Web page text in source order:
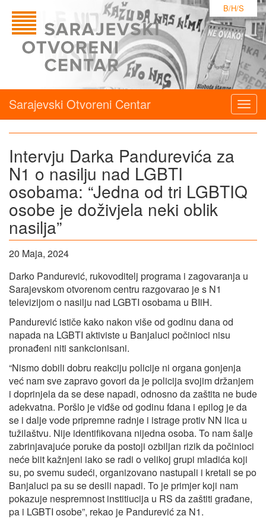
B/H/S
Sarajevski Otvoreni Centar
Intervju Darka Pandurevića za
N1 o nasilju nad LGBTI
osobama: “Jedna od tri LGBTIQ
osobe je doživjela neki oblik
nasilja”
20 Maja, 2024
Darko Pandurević, rukovoditelj programa i zagovaranja u
Sarajevskom otvorenom centru razgovarao je s N1
televizijom o nasilju nad LGBTI osobama u BIiH.
Pandurević ističe kako nakon više od godinu dana od
napada na LGBTI aktiviste u Banjaluci počinioci nisu
pronađeni niti sankcionisani.
“Nismo dobili dobru reakciju policije ni organa gonjenja
već nam sve zapravo govori da je policija svojim držanjem
i doprinjela da se dese napadi, odnosno da zaštita ne bude
adekvatna. Poršlo je viđše od godinu fdana i epilog je da
se i dalje vode pripremne radnje i istrage protiv NN lica u
tužilaštvu. Nije identifikovana nijedna osoba. To nam šalje
zabrinjavajuće poruke da postoji ozbiljan rizik da počinioci
neće biit kažnjeni iako se radi o velikoj grupi mladića koji
su, po svemu sudeći, organizovano nastupali i kretali se po
Banjaluci pa su se desili napadi. To je primjer koji nam
pokazuje nespremnost institiucija u RS da zaštiti građane,
pa i LGBTI osobe”, rekao je Pandurević za N1.